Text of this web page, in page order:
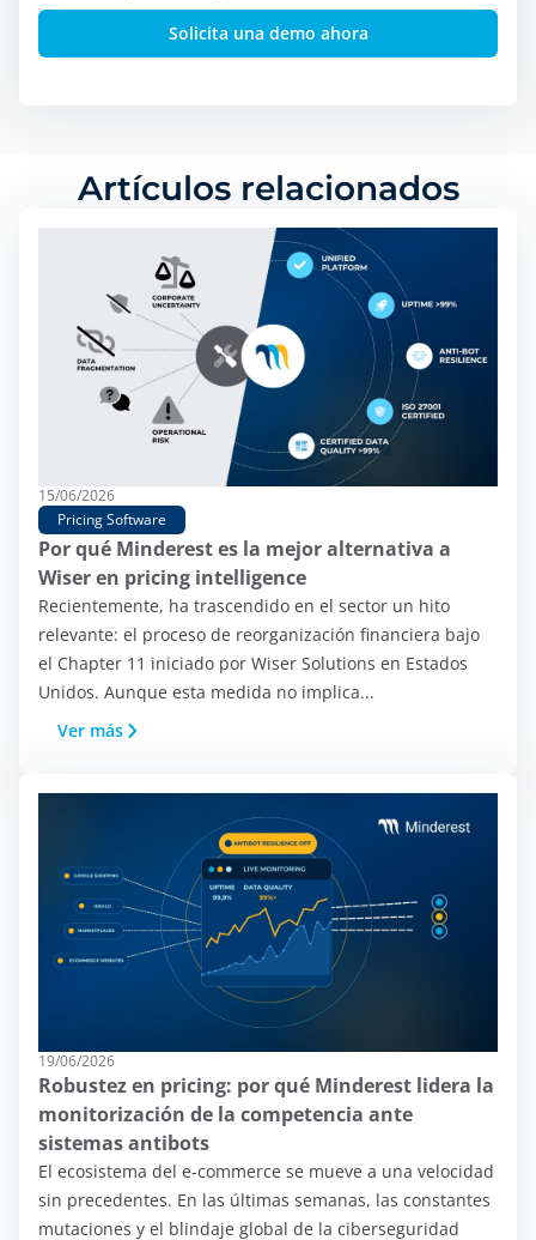
Artículos relacionados
15/06/2026
Pricing Software
Por qué Minderest es la mejor alternativa a
Wiser en pricing intelligence
Recientemente, ha trascendido en el sector un hito
relevante: el proceso de reorganización financiera bajo
el Chapter 11 iniciado por Wiser Solutions en Estados
Unidos. Aunque esta medida no implica...
Ver más
19/06/2026
Robustez en pricing: por qué Minderest lidera la
monitorización de la competencia ante
sistemas antibots
El ecosistema del e-commerce se mueve a una velocidad
sin precedentes. En las últimas semanas, las constantes
mutaciones y el blindaje global de la ciberseguridad
En este sitio utilizamos
cookies:
En Minderest utilizamos cookies